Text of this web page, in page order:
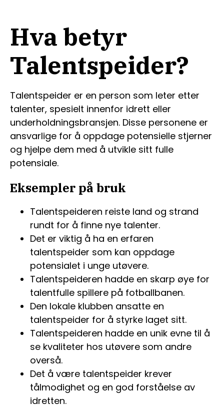
Hva betyr
Talentspeider?
Talentspeider er en person som leter etter
talenter, spesielt innenfor idrett eller
underholdningsbransjen. Disse personene er
ansvarlige for å oppdage potensielle stjerner
og hjelpe dem med å utvikle sitt fulle
potensiale.
Eksempler på bruk
Talentspeideren reiste land og strand
rundt for å finne nye talenter.
Det er viktig å ha en erfaren
talentspeider som kan oppdage
potensialet i unge utøvere.
Talentspeideren hadde en skarp øye for
talentfulle spillere på fotballbanen.
Den lokale klubben ansatte en
talentspeider for å styrke laget sitt.
Talentspeideren hadde en unik evne til å
se kvaliteter hos utøvere som andre
overså.
Det å være talentspeider krever
tålmodighet og en god forståelse av
idretten.